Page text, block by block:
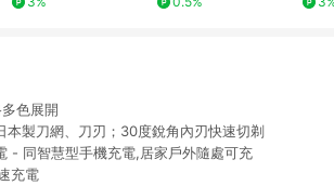
買代購
清洗
色展開
本製刀網、刀刃；30度銳角內刃快速切剃
- 同智慧型手機充電,居家戶外隨處可充
充電